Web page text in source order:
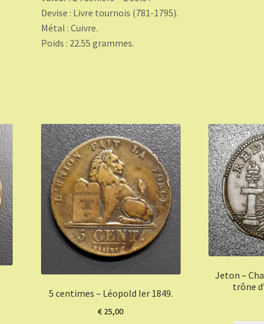
Devise : Livre tournois (781-1795).
Métal : Cuivre.
Poids : 22.55 grammes.
5 centimes – Léopold Ier 1849.
€ 25,00
Jeton –
trône